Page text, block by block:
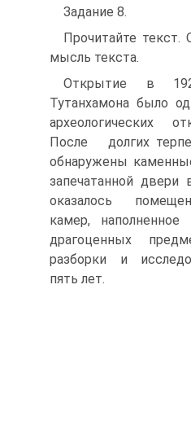
Задание 8.
Прочитайте текст.
мысль текста.
Открытие в
Тутанхамона было
археологических
После долгих
обнаружены
запечатанной
оказалось
камер,
драгоценных
разборки и
пять лет.